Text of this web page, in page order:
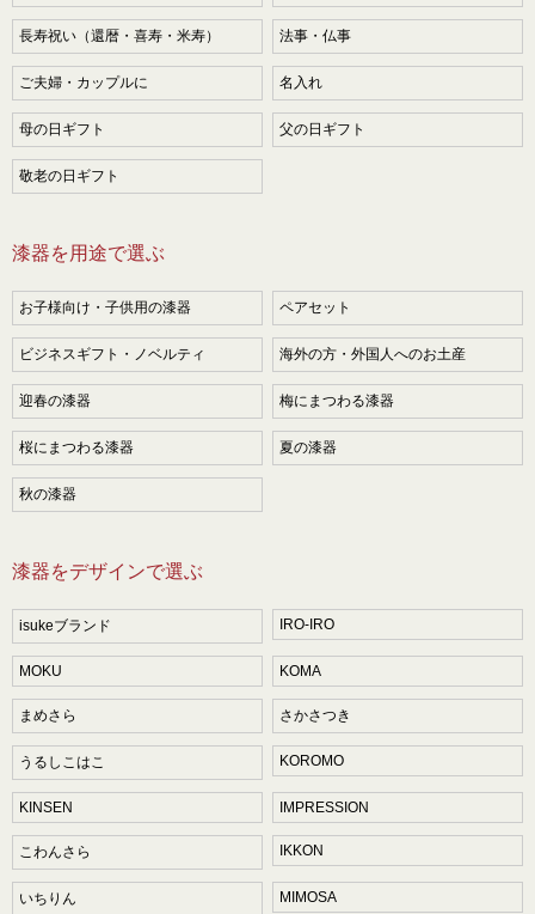
長寿祝い（還暦・喜寿・米寿） 法事・仏事
ご夫婦・カップルに 名入れ
母の日ギフト 父の日ギフト
敬老の日ギフト
漆器を用途で選ぶ
お子様向け・子供用の漆器 ペアセット
ビジネスギフト・ノベルティ 海外の方・外国人へのお土産
迎春の漆器 梅にまつわる漆器
桜にまつわる漆器 夏の漆器
秋の漆器
漆器をデザインで選ぶ
isukeブランド IRO-IRO
MOKU KOMA
まめさら さかさつき
うるしこはこ KOROMO
KINSEN IMPRESSION
こわんさら IKKON
いちりん MIMOSA